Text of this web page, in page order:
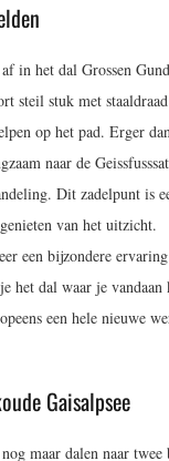
in het dal Grossen
steil stuk met
op het pad. Erger
naar de
Dit zadelpunt is
van het uitzicht.
een bijzondere
het dal waar je
een hele nieuwe
Gaisalpsee
maar dalen naar twee